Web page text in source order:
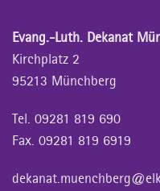
Evang.-Luth. Dekanat
Kirchplatz 2
95213 Münchberg
Tel. 09281 819 690
Fax. 09281 819 6919